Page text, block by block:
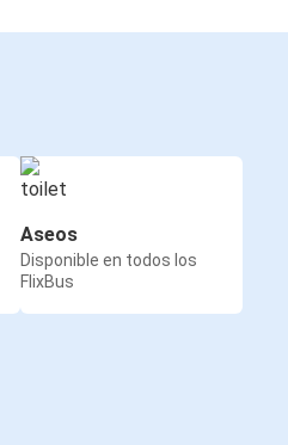
Aseos
Disponible en todos los
FlixBus